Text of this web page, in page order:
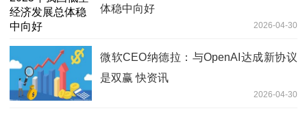
体稳中向好
2026-04-30
微软CEO纳德拉：与OpenAI达成新协议
是双赢 快资讯
2026-04-30